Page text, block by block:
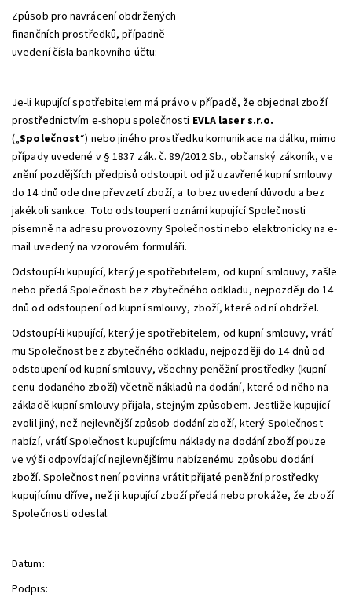
Způsob pro navrácení obdržených
finančních prostředků, případně
uvedení čísla bankovního účtu:
Je-li kupující spotřebitelem má právo v případě, že objednal zboží
prostřednictvím e-shopu společnosti EVLA laser s.r.o.
(„Společnost“) nebo jiného prostředku komunikace na dálku, mimo
případy uvedené v § 1837 zák. č. 89/2012 Sb., občanský zákoník, ve
znění pozdějších předpisů odstoupit od již uzavřené kupní smlouvy
do 14 dnů ode dne převzetí zboží, a to bez uvedení důvodu a bez
jakékoli sankce. Toto odstoupení oznámí kupující Společnosti
písemně na adresu provozovny Společnosti nebo elektronicky na e-
mail uvedený na vzorovém formuláři.
Odstoupí-li kupující, který je spotřebitelem, od kupní smlouvy, zašle
nebo předá Společnosti bez zbytečného odkladu, nejpozději do 14
dnů od odstoupení od kupní smlouvy, zboží, které od ní obdržel.
Odstoupí-li kupující, který je spotřebitelem, od kupní smlouvy, vrátí
mu Společnost bez zbytečného odkladu, nejpozději do 14 dnů od
odstoupení od kupní smlouvy, všechny peněžní prostředky (kupní
cenu dodaného zboží) včetně nákladů na dodání, které od něho na
základě kupní smlouvy přijala, stejným způsobem. Jestliže kupující
zvolil jiný, než nejlevnější způsob dodání zboží, který Společnost
nabízí, vrátí Společnost kupujícímu náklady na dodání zboží pouze
ve výši odpovídající nejlevnějšímu nabízenému způsobu dodání
zboží. Společnost není povinna vrátit přijaté peněžní prostředky
kupujícímu dříve, než ji kupující zboží předá nebo prokáže, že zboží
Společnosti odeslal.
Datum:
Podpis: